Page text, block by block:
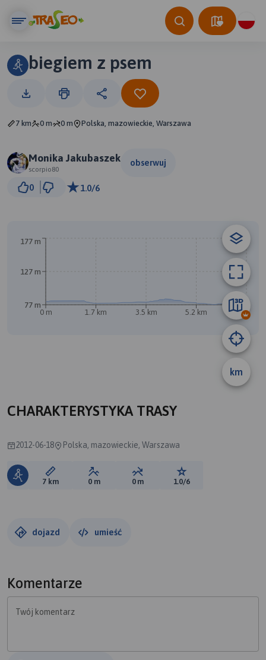
biegiem z psem
7 km 0 m 0 m Polska, mazowieckie, Warszawa
Monika Jakubaszek
scorpio80
obserwuj
0 1.0/6
km
0 m 1.7 km 3.5 km 5.2 km 7 km
77 m
127 m
177 m
CHARAKTERYSTYKA TRASY
2012-06-18 Polska, mazowieckie, Warszawa
Długość trasy:
7 km Suma przewyższeń:
0 m Suma spadków:
0 m Ocena trasy:
1.0/6
dojazd umieść
Komentarze
Twój komentarz